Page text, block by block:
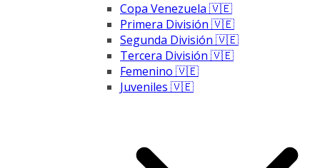
Copa Venezuela 🇻🇪
Primera División 🇻🇪
Segunda División 🇻🇪
Tercera División 🇻🇪
Femenino 🇻🇪
Juveniles 🇻🇪